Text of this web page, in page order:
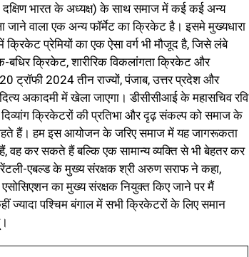
भारत के अध्यक्ष) के साथ समाज में कई कई अन्य
जाने वाला एक अन्य फॉर्मेट का क्रिकेट है। इसमे मुख्यधारा
प्रेमियों का एक ऐसा वर्ग भी मौजूद है, जिसे लंबे
क्रिकेट, शारीरिक विकलांगता क्रिकेट और
ट्रॉफी 2024 तीन राज्यों, पंजाब, उत्तर प्रदेश और
अकादमी में खेला जाएगा। डीसीसीआई के महासचिव रवि
क्रिकेटरों की प्रतिभा और दृढ़ संकल्प को समाज के
हैं। हम इस आयोजन के जरिए समाज में यह जागरूकता
वह कर सकते हैं बल्कि एक सामान्य व्यक्ति से भी बेहतर कर
एबल्ड के मुख्य संरक्षक श्री अरुण सराफ ने कहा,
एसोसिएशन का मुख्य संरक्षक नियुक्त किए जाने पर मैं
ज्यादा पश्चिम बंगाल में सभी क्रिकेटरों के लिए समान